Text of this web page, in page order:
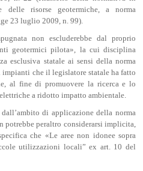
risorse geotermiche, a norma
23 luglio 2009, n. 99).
non escluderebbe dal proprio
geotermici pilota», la cui disciplina
esclusiva statale ai sensi della norma
che il legislatore statale ha fatto
al fine di promuovere la ricerca e lo
a ridotto impatto ambientale.
di applicazione della norma
potrebbe peraltro considerarsi implicita,
che «Le aree non idonee sopra
utilizzazioni locali” ex art. 10 del